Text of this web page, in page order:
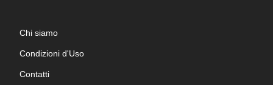
Chi siamo
Condizioni d'Uso
Contatti